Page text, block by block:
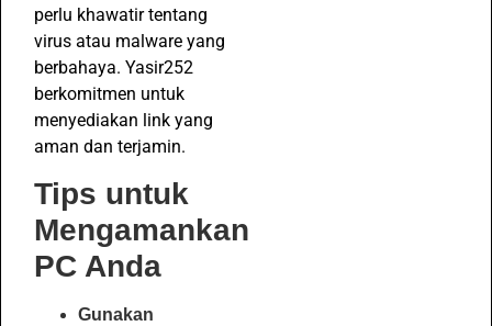
perlu khawatir tentang
virus atau malware yang
berbahaya. Yasir252
berkomitmen untuk
menyediakan link yang
aman dan terjamin.
Tips untuk
Mengamankan
PC Anda
Gunakan